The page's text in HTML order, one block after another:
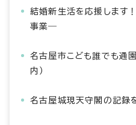
結婚新生活を応援します
事業―
名古屋市こども誰でも通
内）
名古屋城現天守閣の記録